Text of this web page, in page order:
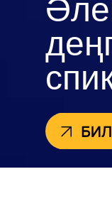
Листайте,